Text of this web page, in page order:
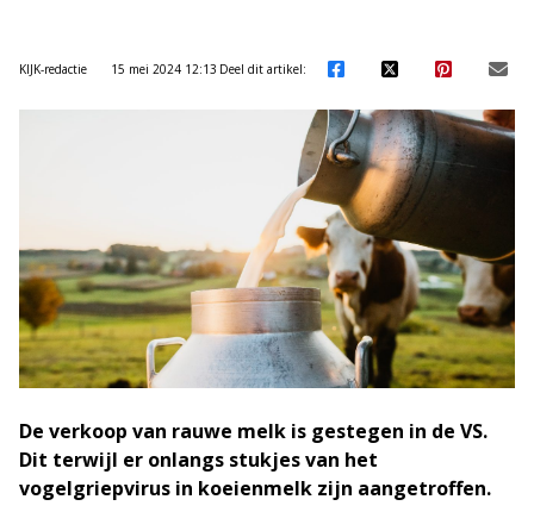
KIJK-redactie 15 mei 2024 12:13 Deel dit artikel:
De verkoop van rauwe melk is gestegen in de VS.
Dit terwijl er onlangs stukjes van het
vogelgriepvirus in koeienmelk zijn aangetroffen.